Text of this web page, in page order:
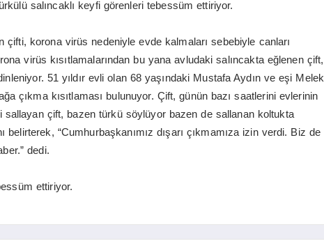
salıncaklı keyfi görenleri tebessüm ettiriyor.
korona virüs nedeniyle evde kalmaları sebebiyle canları
virüs kısıtlamalarından bu yana avludaki salıncakta eğlenen çift,
51 yıldır evli olan 68 yaşındaki Mustafa Aydın ve eşi Melek
çıkma kısıtlaması bulunuyor. Çift, günün bazı saatlerini evlerinin
sallayan çift, bazen türkü söylüyor bazen de sallanan koltukta
belirterek, “Cumhurbaşkanımız dışarı çıkmamıza izin verdi. Biz de
dedi.
ettiriyor.